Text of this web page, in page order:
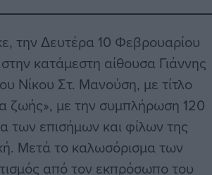
την Δευτέρα 10 Φεβρουαρίου
κατάμεστη αίθουσα Γιάννης
Νίκου Στ. Μανούση, με τίτλο
με την συμπλήρωση 120
των επισήμων και φίλων της
Μετά το καλωσόρισμα των
από τον εκπρόσωπο του